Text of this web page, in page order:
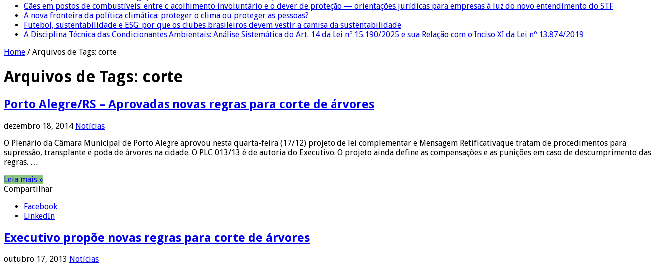
Cães em postos de combustíveis: entre o acolhimento involuntário e o dever de proteção — orientações jurídicas para empresas à luz do novo entendimento do STF
A nova fronteira da política climática: proteger o clima ou proteger as pessoas?
Futebol, sustentabilidade e ESG: por que os clubes brasileiros devem vestir a camisa da sustentabilidade
A Disciplina Técnica das Condicionantes Ambientais: Análise Sistemática do Art. 14 da Lei nº 15.190/2025 e sua Relação com o Inciso XI da Lei nº 13.874/2019
Home / Arquivos de Tags: corte
Arquivos de Tags: corte
Porto Alegre/RS – Aprovadas novas regras para corte de árvores
dezembro 18, 2014 Notícias
O Plenário da Câmara Municipal de Porto Alegre aprovou nesta quarta-feira (17/12) projeto de lei complementar e Mensagem Retificativaque tratam de procedimentos para
supressão, transplante e poda de árvores na cidade. O PLC 013/13 é de autoria do Executivo. O projeto ainda define as compensações e as punições em caso de descumprimento das
regras. …
Leia mais »
Compartilhar
Facebook
LinkedIn
Executivo propõe novas regras para corte de árvores
outubro 17, 2013 Notícias